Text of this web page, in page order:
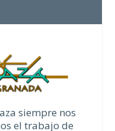
siempre nos
el trabajo de